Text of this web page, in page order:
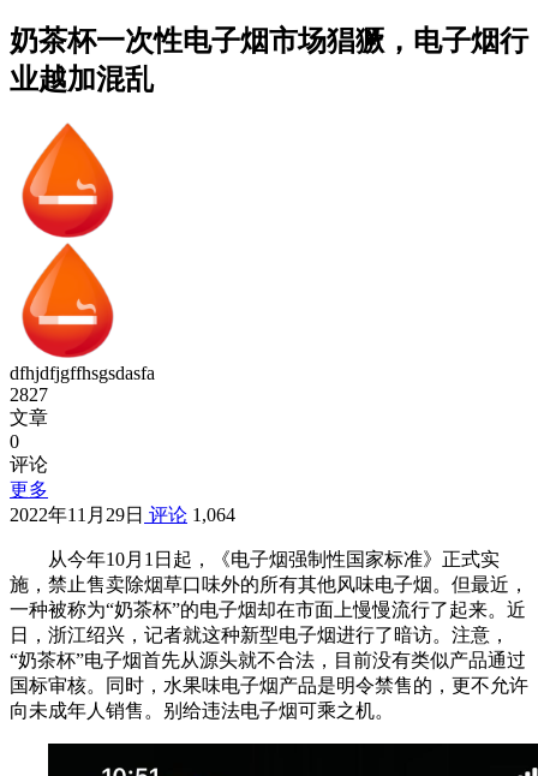
奶茶杯一次性电子烟市场猖獗，电子烟行
业越加混乱
dfhjdfjgffhsgsdasfa
2827
文章
0
评论
更多
2022年11月29日 评论 1,064
从今年10月1日起，《电子烟强制性国家标准》正式实
施，禁止售卖除烟草口味外的所有其他风味电子烟。但最近，
一种被称为“奶茶杯”的电子烟却在市面上慢慢流行了起来。近
日，浙江绍兴，记者就这种新型电子烟进行了暗访。注意，
“奶茶杯”电子烟首先从源头就不合法，目前没有类似产品通过
国标审核。同时，水果味电子烟产品是明令禁售的，更不允许
向未成年人销售。别给违法电子烟可乘之机。